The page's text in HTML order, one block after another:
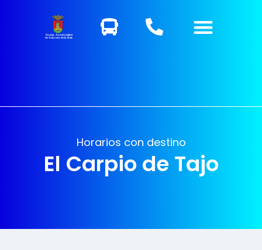
Excmo. Ayuntamiento
de Talavera de la Reina
Horarios con destino
El Carpio de Tajo